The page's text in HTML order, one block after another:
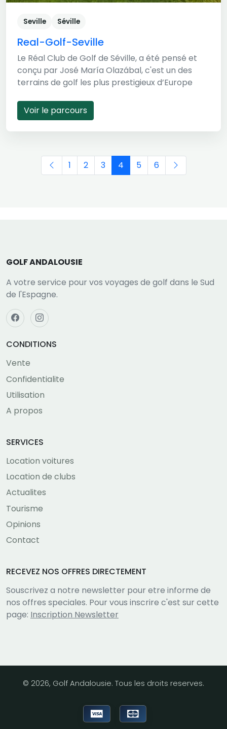
Seville Séville
Real-Golf-Seville
Le Réal Club de Golf de Séville, a été pensé et
conçu par José María Olazábal, c'est un des
terrains de golf les plus prestigieux d’Europe
Voir le parcours
1 2 3 4 5 6
GOLF ANDALOUSIE
A votre service pour vos voyages de golf dans le Sud
de l'Espagne.
CONDITIONS
Vente
Confidentialite
Utilisation
A propos
SERVICES
Location voitures
Location de clubs
Actualites
Tourisme
Opinions
Contact
RECEVEZ NOS OFFRES DIRECTEMENT
Souscrivez a notre newsletter pour etre informe de
nos offres speciales. Pour vous inscrire c'est sur cette
page: Inscription Newsletter
© 2026, Golf Andalousie. Tous les droits reserves.